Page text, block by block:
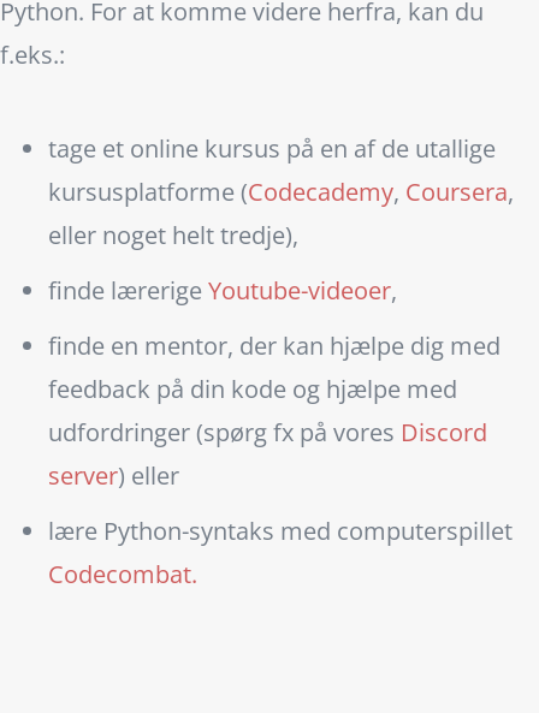
Python. For at komme videre herfra, kan du
f.eks.:
tage et online kursus på en af de utallige
kursusplatforme (Codecademy, Coursera,
eller noget helt tredje),
finde lærerigeYoutube-videoer,
finde en mentor, der kan hjælpe dig med
feedback på din kode og hjælpe med
udfordringer (spørg fx på vores Discord
server) eller
lære Python-syntaks med computerspillet
Codecombat.